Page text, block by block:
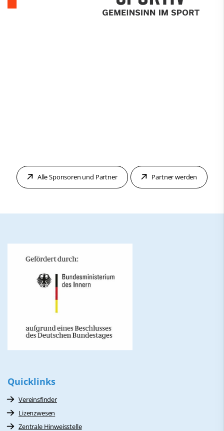
Alle Sponsoren und Partner Partner werden
Quicklinks
Vereinsfinder
Lizenzwesen
Zentrale Hinweisstelle